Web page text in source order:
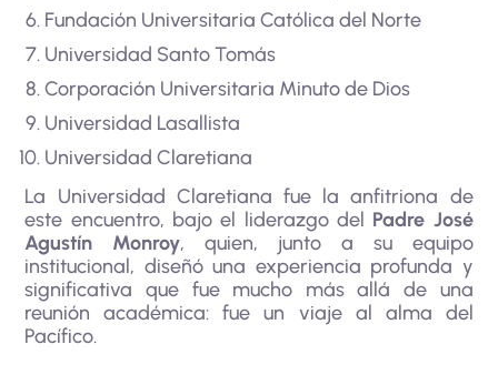
Fundación Universitaria Católica del Norte
Universidad Santo Tomás
Corporación Universitaria Minuto de Dios
Universidad Lasallista
Universidad Claretiana
La Universidad Claretiana fue la anfitriona de
este encuentro, bajo el liderazgo del Padre José
Agustín Monroy, quien, junto a su equipo
institucional, diseñó una experiencia profunda y
significativa que fue mucho más allá de una
reunión académica: fue un viaje al alma del
Pacífico.